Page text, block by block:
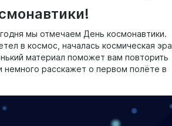
мы отмечаем День космонавтики.
в космос, началась космическая эра
материал поможет вам повторить
немного расскажет о первом полёте в